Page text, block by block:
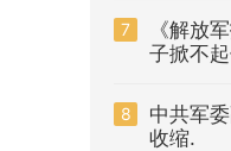
7
《解放
子掀不
8
中共军
收缩.